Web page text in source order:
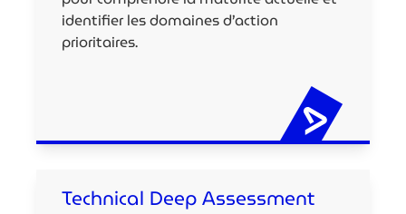
identifier les domaines d’action
prioritaires.
Technical Deep Assessment